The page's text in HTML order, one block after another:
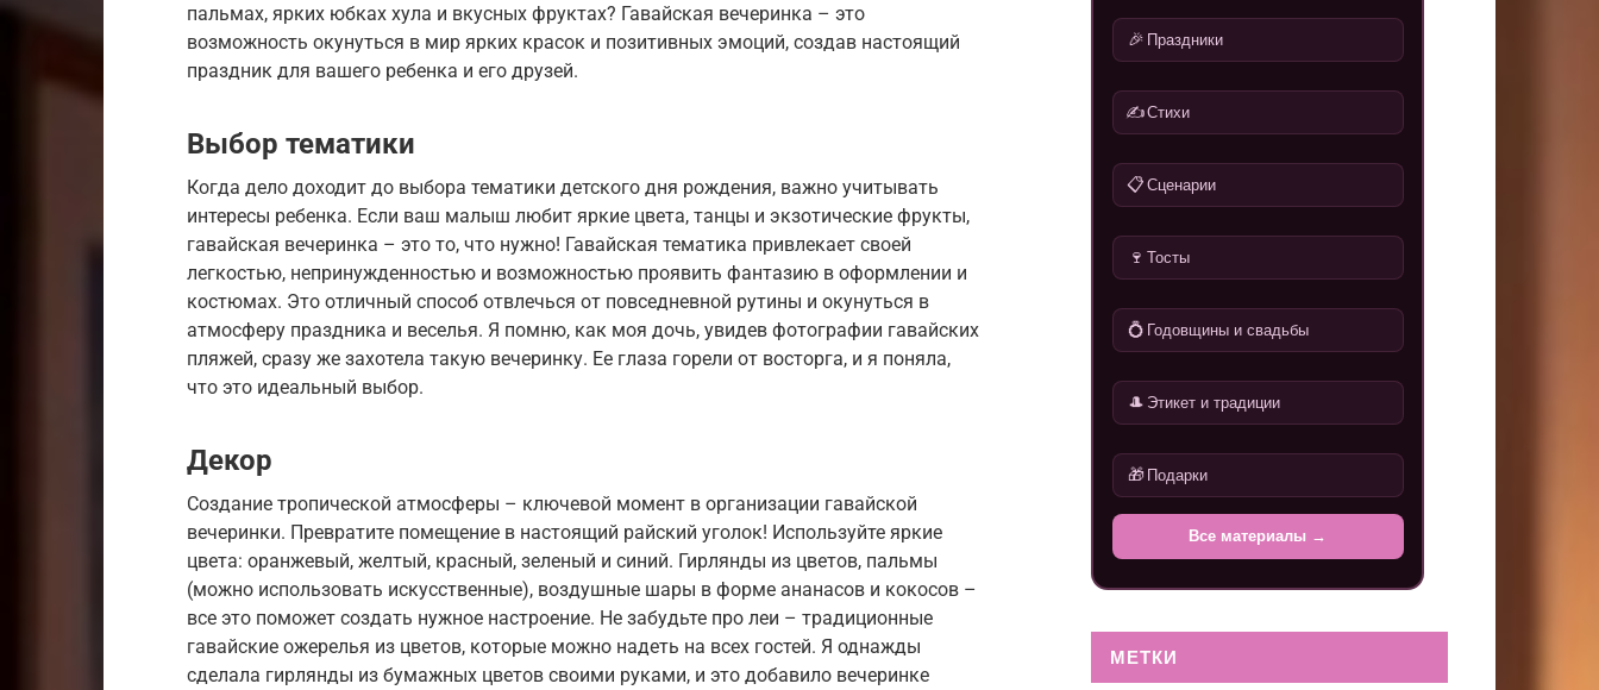
пальмах, ярких юбках хула и вкусных фруктах? Гавайская вечеринка – это
возможность окунуться в мир ярких красок и позитивных эмоций, создав настоящий
праздник для вашего ребенка и его друзей.
Выбор тематики
Когда дело доходит до выбора тематики детского дня рождения, важно учитывать
интересы ребенка. Если ваш малыш любит яркие цвета, танцы и экзотические фрукты,
гавайская вечеринка – это то, что нужно! Гавайская тематика привлекает своей
легкостью, непринужденностью и возможностью проявить фантазию в оформлении и
костюмах. Это отличный способ отвлечься от повседневной рутины и окунуться в
атмосферу праздника и веселья. Я помню, как моя дочь, увидев фотографии гавайских
пляжей, сразу же захотела такую вечеринку. Ее глаза горели от восторга, и я поняла,
что это идеальный выбор.
Декор
Создание тропической атмосферы – ключевой момент в организации гавайской
вечеринки. Превратите помещение в настоящий райский уголок! Используйте яркие
цвета: оранжевый, желтый, красный, зеленый и синий. Гирлянды из цветов, пальмы
(можно использовать искусственные), воздушные шары в форме ананасов и кокосов –
все это поможет создать нужное настроение. Не забудьте про леи – традиционные
гавайские ожерелья из цветов, которые можно надеть на всех гостей. Я однажды
сделала гирлянды из бумажных цветов своими руками, и это добавило вечеринке
🎉 Праздники
✍️Стихи
📋 Сценарии
🍷 Тосты
💍 Годовщины и свадьбы
🎩 Этикет и традиции
🎁 Подарки
Все материалы →
МЕТКИ